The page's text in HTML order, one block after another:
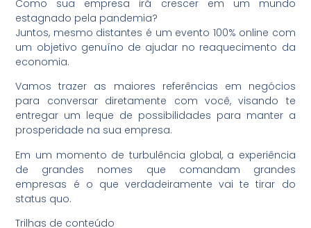
Como sua empresa irá crescer em um mundo
estagnado pela pandemia?
Juntos, mesmo distantes é um evento 100% online com
um objetivo genuíno de ajudar no reaquecimento da
economia.
Vamos trazer as maiores referências em negócios
para conversar diretamente com você, visando te
entregar um leque de possibilidades para manter a
prosperidade na sua empresa.
Em um momento de turbulência global, a experiência
de grandes nomes que comandam grandes
empresas é o que verdadeiramente vai te tirar do
status quo.
Trilhas de conteúdo